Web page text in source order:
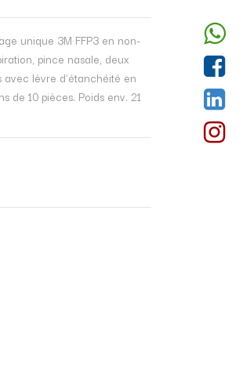
unique 3M FFP3 en non-
pince nasale, deux
avec lèvre d’étanchéité en
de 10 pièces. Poids env. 21